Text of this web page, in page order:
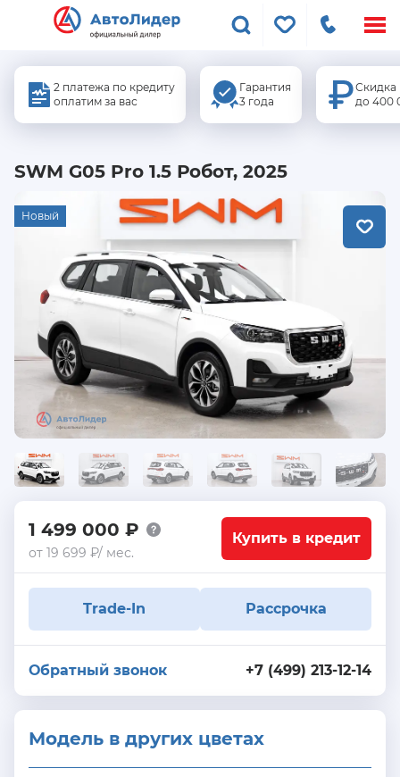
2 платежа по кредиту
оплатим за вас
Гарантия
3 года
Скидка
до 400
SWM G05 Pro 1.5 Робот, 2025
Новый
1 499 000 ₽
от 19 699 ₽/ мес.
Купить в кредит
Trade-In Рассрочка
+7 (499) 213-12-14
Обратный звонок
Модель в других цветах